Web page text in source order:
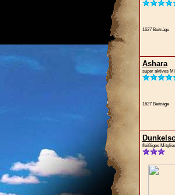
1627 Beiträge
Ashara
super aktives
1627 Beiträge
fleißiges